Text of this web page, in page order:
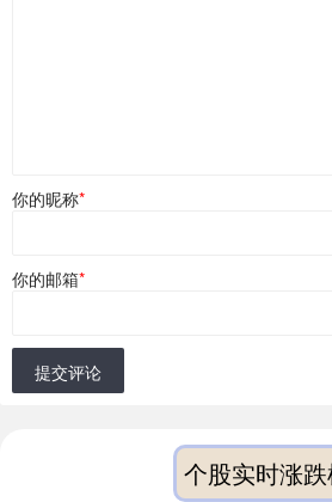
你的昵称*
你的邮箱*
提交评论
个股实时涨